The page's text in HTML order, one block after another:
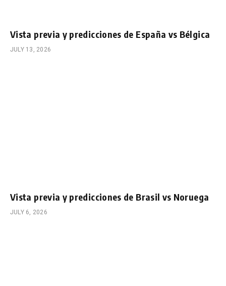
Vista previa y predicciones de España vs Bélgica
JULY 13, 2026
Vista previa y predicciones de Brasil vs Noruega
JULY 6, 2026